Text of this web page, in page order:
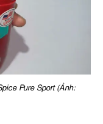
Pure Sport (Ảnh: